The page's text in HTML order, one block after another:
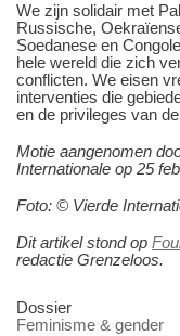
We zijn solidair met
Russische,
Soedanese en
hele wereld die zich
conflicten. We eisen
interventies die
en de privileges van
Motie aangenomen
Internationale op 25
Foto: © Vierde
Dit artikel stond op
redactie Grenzeloos.
Dossier
Feminisme & gender